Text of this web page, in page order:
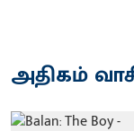
அதிகம்